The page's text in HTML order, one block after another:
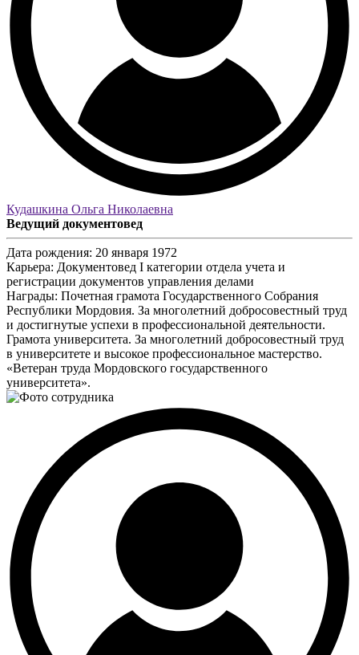
Кудашкина Ольга Николаевна
Ведущий документовед
Дата рождения: 20 января 1972
Карьера: Документовед I категории отдела учета и
регистрации документов управления делами
Награды: Почетная грамота Государственного Собрания
Республики Мордовия. За многолетний добросовестный труд
и достигнутые успехи в профессиональной деятельности.
Грамота университета. За многолетний добросовестный труд
в университете и высокое профессиональное мастерство.
«Ветеран труда Мордовского государственного
университета».